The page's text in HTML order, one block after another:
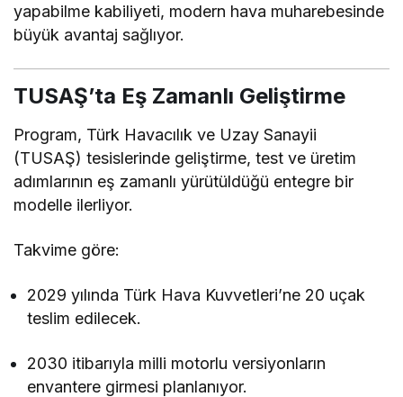
yapabilme kabiliyeti, modern hava muharebesinde
büyük avantaj sağlıyor.
TUSAŞ’ta Eş Zamanlı Geliştirme
Program, Türk Havacılık ve Uzay Sanayii
(TUSAŞ) tesislerinde geliştirme, test ve üretim
adımlarının eş zamanlı yürütüldüğü entegre bir
modelle ilerliyor.
Takvime göre:
2029 yılında Türk Hava Kuvvetleri’ne 20 uçak
teslim edilecek.
2030 itibarıyla milli motorlu versiyonların
envantere girmesi planlanıyor.